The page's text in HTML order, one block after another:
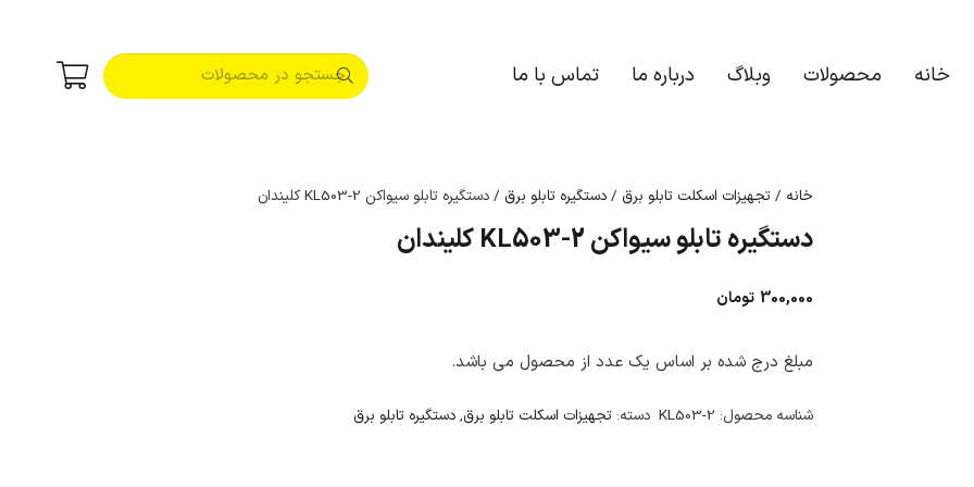
خانه محصولات وبلاگ درباره ما تماس با ما
خانه /تجهیزات اسکلت تابلو برق /دستگیره تابلو برق / دستگیره تابلو سیواکن KL503-2 کلیندان
دستگیره تابلو سیواکن KL503-2 کلیندان
300,000 تومان
مبلغ درج شده بر اساس یک عدد از محصول می باشد.
شناسه محصول: KL503-2 دسته:تجهیزات اسکلت تابلو برق,دستگیره تابلو برق